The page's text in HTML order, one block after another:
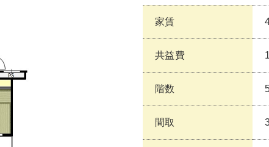
家賃
共益費
階数
間取